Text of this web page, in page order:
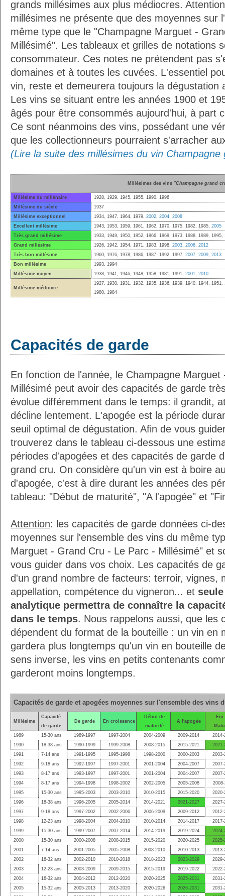
grands millésimes aux plus médiocres.
millésimes ne présente que des moyennes sur
même type que le "Champagne Marguet -
Millésimé". Les tableaux et grilles de notations
consommateur. Ces notes ne prétendent pas
domaines et à toutes les cuvées. L'essentiel
vin, reste et demeurera toujours la dégustation
Les vins se situant entre les années 1900 et
âgés pour être consommés aujourd'hui, à part
Ce sont néanmoins des vins, possédant une
que les collectionneurs pourraient s'arracher
(Lire la suite des millésimes du vin Champagne
Millésimes des vins "Champagne grand
Millésime du millénaire
1928, 1929, 1945, 1955, 1990, 1996
Millésime du siècle
1937
Millésime exceptionnel
1934, 1947, 1964, 1979, 2002, 2004, 2008
Excellent millésime
1943, 1953, 1959, 1961, 1962, 1970, 1975, 1982, 1985, 2005
Très grand millésime
1933, 1949, 1950, 1952, 1966, 1969, 1973, 1988, 1989,
Grand millésime
1926, 1942, 1954, 1971, 1983, 1998, 2003, 2006, 2012
Très bon millésime
1960, 1976, 1978, 1986, 1987, 1992, 1997, 2007, 2009, 2013
Bon millésime
1993, 1994
Millésime moyen
1938, 1941, 1946, 1948, 1958, 1981, 1991, 2001, 2010
Millésime médiocre
1927, 1930, 1931, 1932, 1935, 1936, 1939, 1940, 1944,
1980, 1984
Capacités de garde
En fonction de l'année, le Champagne
Millésimé peut avoir des capacités de garde
évolue différemment dans le temps: il grandit,
décline lentement. L'apogée est la période
seuil optimal de dégustation. Afin de vous
trouverez dans le tableau ci-dessous une
périodes d'apogées et des capacités de garde
grand cru. On considère qu'un vin est à boire
d'apogée, c'est à dire durant les années des
tableau: "Début de maturité", "A l'apogée" et
Attention: les capacités de garde données ci-
moyennes sur l'ensemble des vins du même
Marguet - Grand Cru - Le Parc - Millésimé" et
vous guider dans vos choix. Les capacités de
d'un grand nombre de facteurs: terroir, vignes,
appellation, compétence du vigneron... et
analytique permettra de connaître la
dans le temps. Nous rappelons aussi, que les
dépendent du format de la bouteille : un vin en
gardera plus longtemps qu'un vin en bouteille
sens inverse, les vins en petits contenants
garderont moins longtemps.
Capacités de garde et apogées moyennes sur l'ensemble des vins
Millésime
Capacité
de garde
De garde En croissance
Début de
maturité
A l'apogée
Fin
1989
15-30 ans 1989-1997 1997-2004 2004-2009 2009-2014
2014-
1990
18-38 ans 1990-1999 1999-2008 2008-2015 2015-2021
2021-
1991
7-14 ans 1991-1995 1995-1998 1998-2000 2000-2003
2003-
1992
9-18 ans 1992-1997 1997-2001 2001-2004 2004-2007
2007-
1993
8-17 ans 1993-1997 1997-2001 2001-2004 2004-2007
2007-
1994
8-17 ans 1994-1998 1998-2002 2002-2005 2005-2008
2008-
1995
15-30 ans 1995-2003 2003-2010 2010-2015 2015-2020
2020-
1996
18-38 ans 1996-2005 2005-2014 2014-2021 2021-2027
2027-
1997
9-18 ans 1997-2002 2002-2006 2006-2009 2009-2012
2012-
1998
12-23 ans 1998-2004 2004-2010 2010-2014 2014-2017
2017-
1999
15-30 ans 1999-2007 2007-2014 2014-2019 2019-2024
2024-
2000
15-30 ans 2000-2008 2008-2015 2015-2020 2020-2025
2025-
2001
7-14 ans 2001-2005 2005-2008 2008-2010 2010-2013
2013-
2002
16-32 ans 2002-2010 2010-2018 2018-2023 2023-2029
2029-
2003
12-23 ans 2003-2009 2009-2015 2015-2019 2019-2022
2022-
2004
16-32 ans 2004-2012 2012-2020 2020-2025 2025-2031
2031-
2005
15-32 ans 2005-2013 2013-2020 2020-2026 2026-2031
2031-